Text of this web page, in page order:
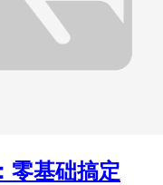
零基础搞定